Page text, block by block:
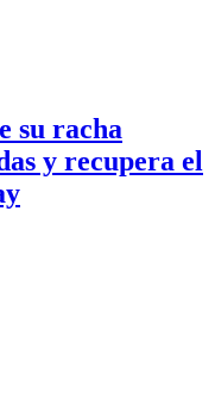
su racha
y recupera el